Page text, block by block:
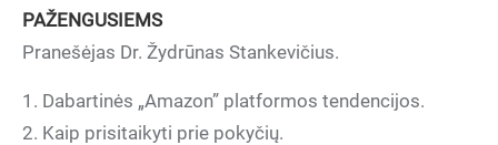
PAŽENGUSIEMS
Pranešėjas Dr. Žydrūnas Stankevičius.
1. Dabartinės „Amazon” platformos tendencijos.
2. Kaip prisitaikyti prie pokyčių.